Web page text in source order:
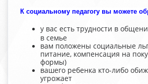
К социальному педагогу вы можете
у вас есть трудности в
в семье
вам положены социальные
питание, компенсация на
формы)
вашего ребенка кто-либо
угрожает